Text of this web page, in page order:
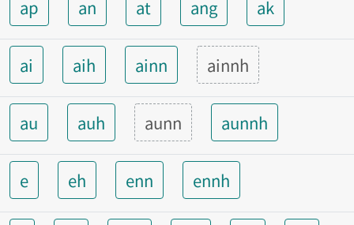
ap
an at ang ak
ai aih ainn ainnh
au auh aunn aunnh
e eh enn ennh